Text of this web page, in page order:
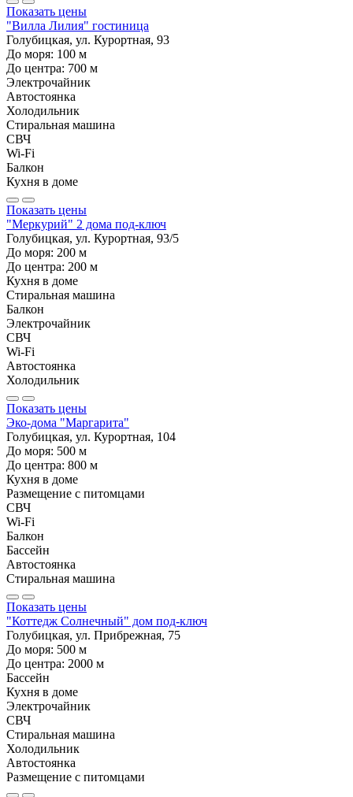
Показать цены
"Вилла Лилия" гостиница
Голубицкая, ул. Курортная, 93
До моря: 100 м
До центра: 700 м
Электрочайник
Автостоянка
Холодильник
Стиральная машина
СВЧ
Wi-Fi
Балкон
Кухня в доме
Показать цены
"Меркурий" 2 дома под-ключ
Голубицкая, ул. Курортная, 93/5
До моря: 200 м
До центра: 200 м
Кухня в доме
Стиральная машина
Балкон
Электрочайник
СВЧ
Wi-Fi
Автостоянка
Холодильник
Показать цены
Эко-дома "Маргарита"
Голубицкая, ул. Курортная, 104
До моря: 500 м
До центра: 800 м
Кухня в доме
Размещение с питомцами
СВЧ
Wi-Fi
Балкон
Бассейн
Автостоянка
Стиральная машина
Показать цены
"Коттедж Солнечный" дом под-ключ
Голубицкая, ул. Прибрежная, 75
До моря: 500 м
До центра: 2000 м
Бассейн
Кухня в доме
Электрочайник
СВЧ
Стиральная машина
Холодильник
Автостоянка
Размещение с питомцами